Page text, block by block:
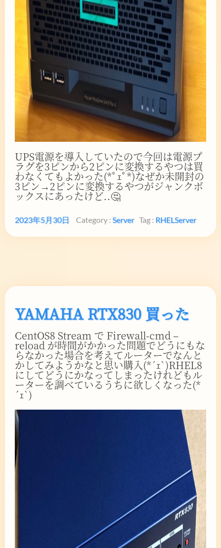
UPS電源を導入していたので今回は電源プ
ラグを3ピンから2ピンに変換するやつは買
わなくてもよかった(*ﾟｪﾟ*)なぜか未開封の
3ピン→2ピンに変換するやつがジャンクボ
ックスにあったけど..🤔
2023年5月30日 Category : Server Tag : RHELServer
YAMAHA RTX830 買った
CentOS8 Stream で Firewall-cmd –
reload が時間がかかった問題でどうにもな
らなかった場合を考えてルーターでなんと
かしてみようかなと思い購入(*´ｪ`)RHEL8
にしてどうにかなってしまったけれどもル
ーターを調べているうちに欲しくなった(*
´ｪ`)